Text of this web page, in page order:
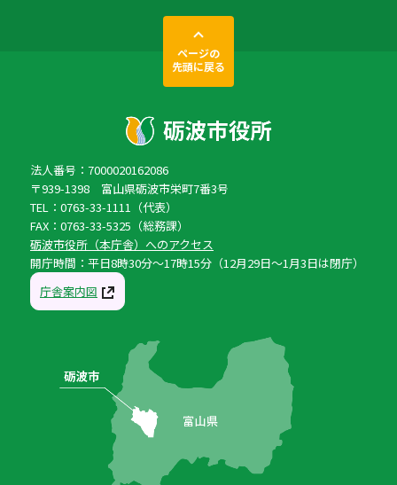
ページの
先頭に戻る
法人番号：7000020162086
〒939-1398 富山県砺波市栄町7番3号
TEL：0763-33-1111（代表）
FAX：0763-33-5325（総務課）
砺波市役所（本庁舎）へのアクセス
開庁時間：平日8時30分〜17時15分（12月29日〜1月3日は閉庁）
庁舎案内図